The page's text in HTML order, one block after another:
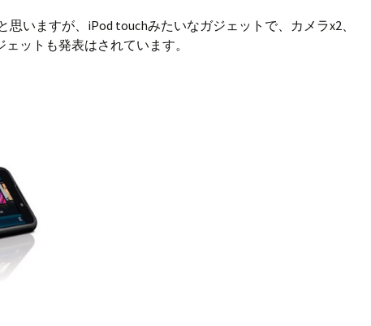
いますが、iPod touchみたいなガジェットで、カメラx2、
ットも発表はされています。